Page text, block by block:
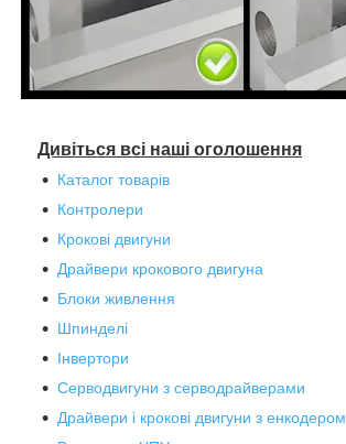
Дивіться всі наші оголошення
Каталог товарів
Контролери
Крокові двигуни
Драйвери крокового двигуна
Блоки живлення
Шпинделі
Інвертори
Серводвигуни з серводрайверами
Драйвери і крокові двигуни з енкодером